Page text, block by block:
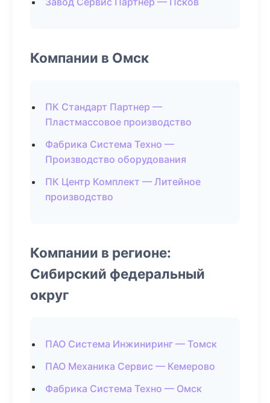
Компании в Омск
ПК Стандарт Партнер —
Пластмассовое производство
Фабрика Система Техно —
Производство оборудования
ПК Центр Комплект — Литейное
производство
Компании в регионе:
Сибирский федеральный
округ
ПАО Система Инжиниринг — Томск
ПАО Механика Сервис — Кемерово
Фабрика Система Техно — Омск